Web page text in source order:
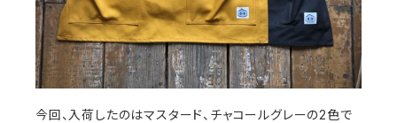
今回、入荷したのはマスタード、チャコールグレーの2色で